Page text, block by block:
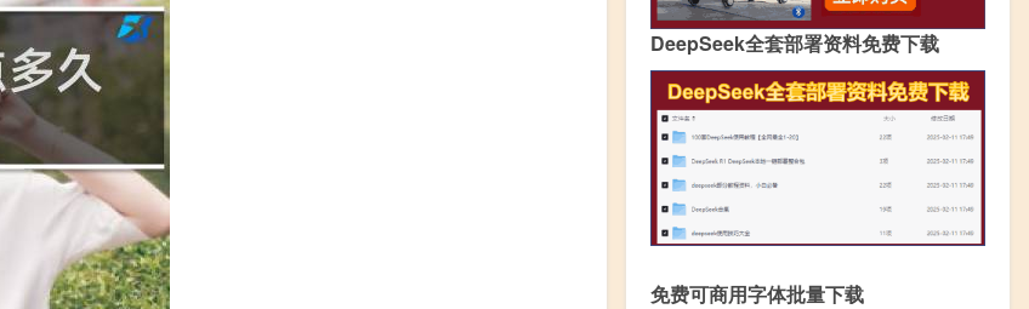
DeepSeek全套部署资料免费下载
免费可商用字体批量下载